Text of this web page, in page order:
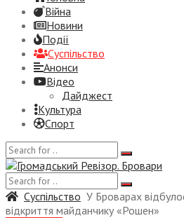
Війна
Новини
Події
Суспiльство
Анонси
Відео
Дайджест
Культура
Спорт
Суспiльство У Броварах
відкриття майданчику «Рошен»